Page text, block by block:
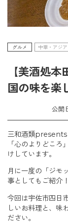
グルメ 中華・アジア
【美酒処
国の味を
公開
三和酒類presents
「心のよりどこ
けしています。
月に一度の「ジモ
事としてもご紹介！
今回は宇佐市四日
しいお料理と、味
ださい。